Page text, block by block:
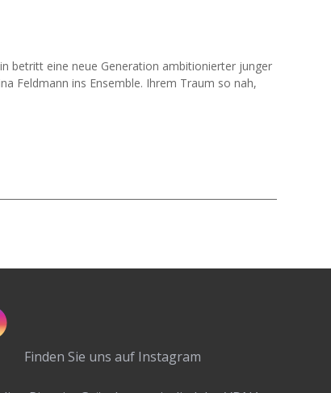
betritt eine neue Generation ambitionierter junger
Feldmann ins Ensemble. Ihrem Traum so nah,
Finden Sie uns auf Instagram